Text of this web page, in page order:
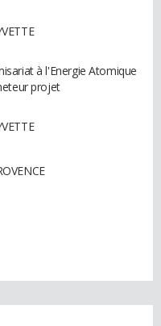
à l'Energie Atomique
projet